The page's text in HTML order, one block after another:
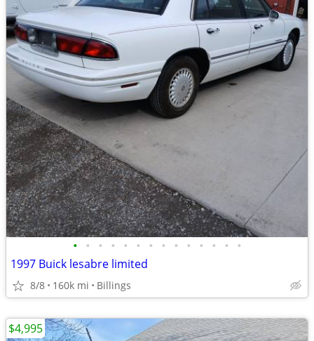
• • • • • • • • • • • • • •
1997 Buick lesabre limited
8/8 160k mi Billings
$4,995